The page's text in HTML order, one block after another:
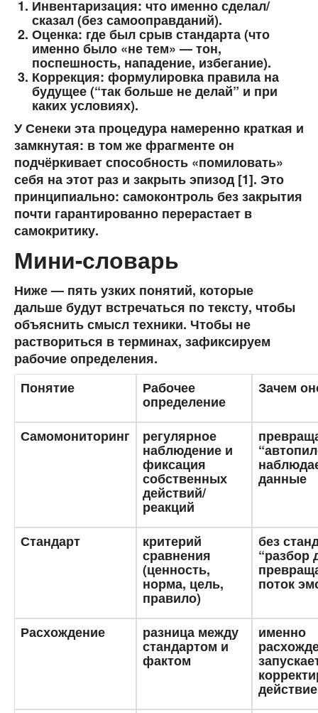
Инвентаризация: что именно сделал/
сказал (без самооправданий).
Оценка: где был срыв стандарта (что
именно было «не тем» — тон,
поспешность, нападение, избегание).
Коррекция: формулировка правила на
будущее (“так больше не делай” и при
каких условиях).
У Сенеки эта процедура намеренно краткая и
замкнутая: в том же фрагменте он
подчёркивает способность «помиловать»
себя на этот раз и закрыть эпизод [1]. Это
принципиально: самоконтроль без закрытия
почти гарантированно перерастает в
самокритику.
Мини-словарь
Ниже — пять узких понятий, которые
дальше будут встречаться по тексту, чтобы
объяснить смысл техники. Чтобы не
раствориться в терминах, зафиксируем
рабочие определения.
Понятие
Рабочее
определение
Зачем
Самомониторинг регулярное
наблюдение и
фиксация
собственных
действий/
реакций
данные
Стандарт критерий
сравнения
(ценность,
норма, цель,
правило)
без
“разбор
поток
Расхождение разница между
стандартом и
фактом
именно
действие